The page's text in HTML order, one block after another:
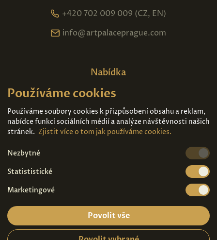
+420 702 009 009 (CZ, EN)
info@artpalaceprague.com
Nabídka
Domů
Expozice
Kontakt
Díla k prodeji
Vstupenky
Používáme cookies
Používáme soubory cookies k přizpůsobení obsahu a reklam,
nabídce funkcí sociálních médií a analýze návštěvnosti našich
stránek. Zjistit více o tom jak používáme cookies.
Nezbytné
Statististické
Marketingové
Povolit vše